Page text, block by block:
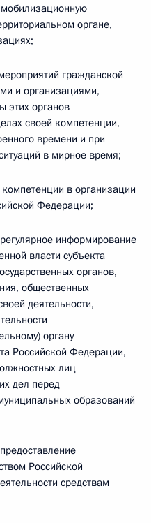
мобилизационную
органе,
гражданской
и организациями,
этих органов
своей компетенции,
времени и при
в мирное время;
в организации
Федерации;
информирование
власти субъекта
органов,
общественных
деятельности,
органу
Российской Федерации,
лиц
дел перед
образований
Российской
средствам